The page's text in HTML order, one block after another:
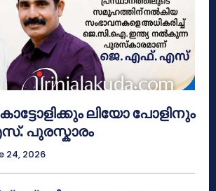
ലിയോ പോളിനും
പുരസ്കാരം
24, 2026